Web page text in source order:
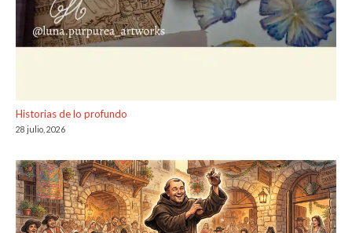
Historias de lo profundo
28 julio, 2026